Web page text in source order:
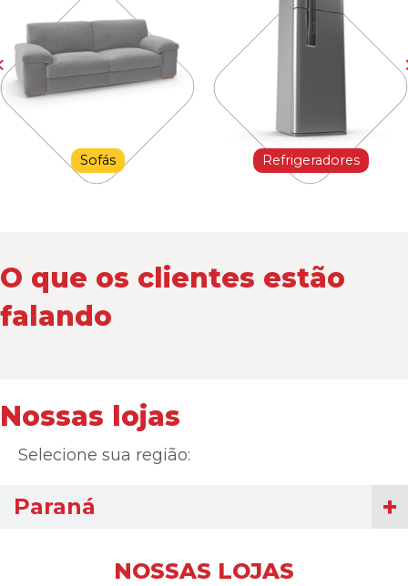
Sofás Refrigeradores
O que os clientes estão
falando
Nossas lojas
Selecione sua região:
Paraná
NOSSAS LOJAS